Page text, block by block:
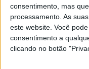
consentimento, mas
processamento. As
este website. Você
consentimento a
clicando no botão
A detenção ocorreu
no âmbito de uma
Investigação e de